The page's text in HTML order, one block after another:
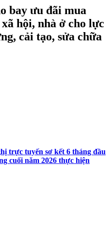
bay ưu đãi mua
hội, nhà ở cho lực
cải tạo, sửa chữa
trực tuyến sơ kết 6 tháng đầu
cuối năm 2026 thực hiện